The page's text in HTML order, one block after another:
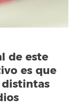
de este
es que
distintas